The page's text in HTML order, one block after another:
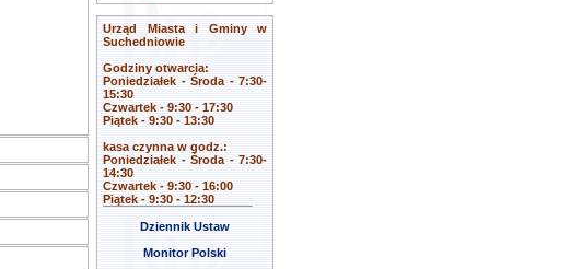
Urząd Miasta i Gminy w
Suchedniowie
Godziny otwarcia:
Poniedziałek - Środa - 7:30-
15:30
Czwartek - 9:30 - 17:30
Piątek - 9:30 - 13:30
kasa czynna w godz.:
Poniedziałek - Środa - 7:30-
14:30
Czwartek - 9:30 - 16:00
Piątek - 9:30 - 12:30
Dziennik Ustaw
Monitor Polski